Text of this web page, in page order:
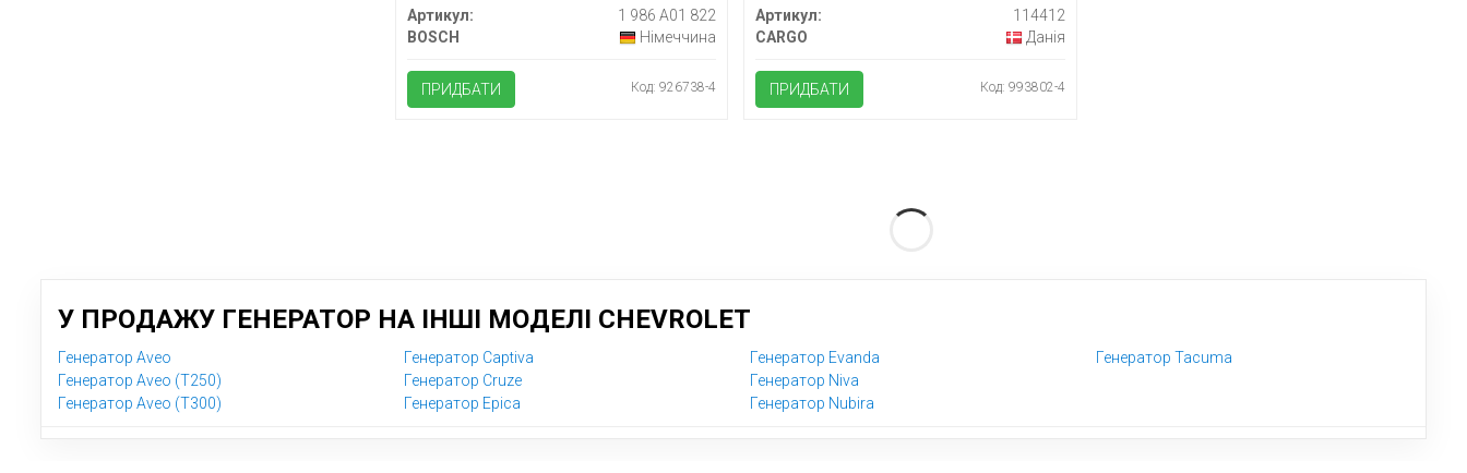
Артикул:
1 986 A01 822
BOSCH
Німеччина
ПРИДБАТИ Код: 926738-4
Артикул:
114412
CARGO
Данія
ПРИДБАТИ Код: 993802-4
У ПРОДАЖУ ГЕНЕРАТОР НА ІНШІ МОДЕЛІ CHEVROLET
Генератор Aveo
Генератор Aveo (T250)
Генератор Aveo (T300)
Генератор Captiva
Генератор Cruze
Генератор Epica
Генератор Evanda
Генератор Niva
Генератор Nubirа
Генератор Tacuma